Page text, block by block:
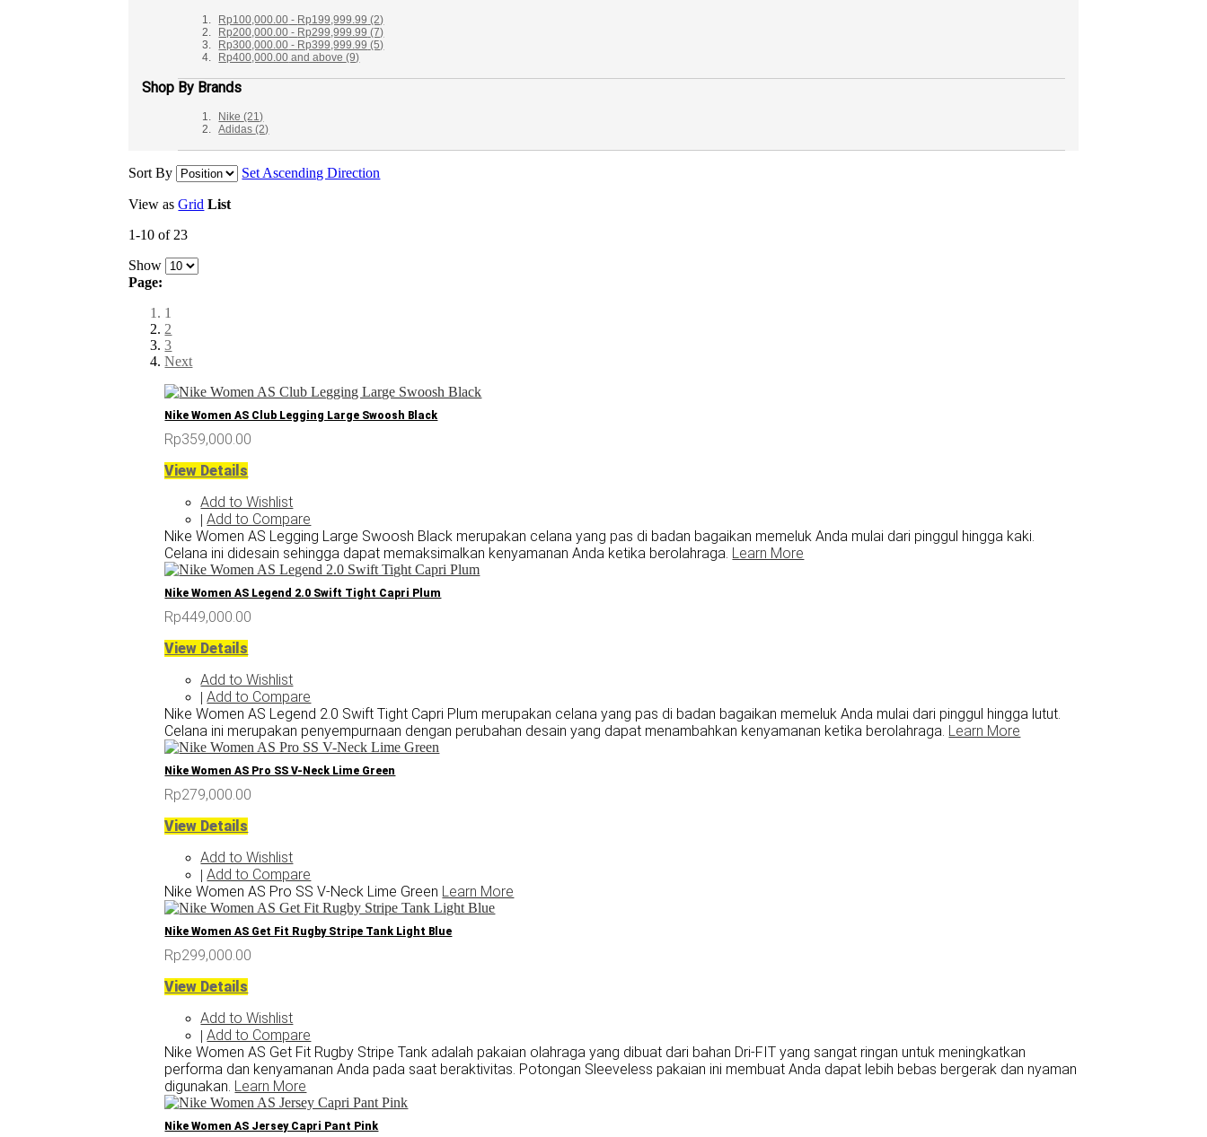
Rp100,000.00 - Rp199,999.99 (2)
Rp200,000.00 - Rp299,999.99 (7)
Rp300,000.00 - Rp399,999.99 (5)
Rp400,000.00 and above(9)
Shop By Brands
Nike(21)
Adidas(2)
Sort By Set Ascending Direction
View as Grid List
1-10 of 23
Show
Page:
1
2
3
Next
Nike Women AS Club Legging Large Swoosh Black
Rp359,000.00
View Details
Add to Wishlist
| Add to Compare
Nike Women AS Legging Large Swoosh Black merupakan celana yang pas di badan bagaikan memeluk Anda mulai dari pinggul hingga kaki.
Celana ini didesain sehingga dapat memaksimalkan kenyamanan Anda ketika berolahraga. Learn More
Nike Women AS Legend 2.0 Swift Tight Capri Plum
Rp449,000.00
View Details
Add to Wishlist
| Add to Compare
Nike Women AS Legend 2.0 Swift Tight Capri Plum merupakan celana yang pas di badan bagaikan memeluk Anda mulai dari pinggul hingga lutut.
Celana ini merupakan penyempurnaan dengan perubahan desain yang dapat menambahkan kenyamanan ketika berolahraga. Learn More
Nike Women AS Pro SS V-Neck Lime Green
Rp279,000.00
View Details
Add to Wishlist
| Add to Compare
Nike Women AS Pro SS V-Neck Lime Green Learn More
Nike Women AS Get Fit Rugby Stripe Tank Light Blue
Rp299,000.00
View Details
Add to Wishlist
| Add to Compare
Nike Women AS Get Fit Rugby Stripe Tank adalah pakaian olahraga yang dibuat dari bahan Dri-FIT yang sangat ringan untuk meningkatkan
performa dan kenyamanan Anda pada saat beraktivitas. Potongan Sleeveless pakaian ini membuat Anda dapat lebih bebas bergerak dan nyaman
digunakan. Learn More
Nike Women AS Jersey Capri Pant Pink